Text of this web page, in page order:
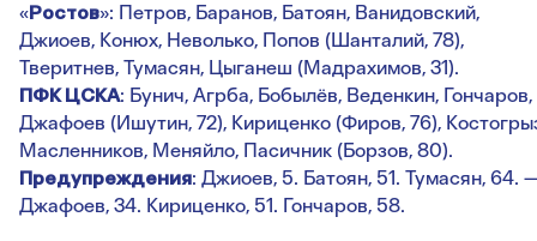
«Ростов»: Петров, Баранов, Батоян, Ванидовский,
Джиоев, Конюх, Неволько, Попов (Шанталий, 78),
Тверитнев, Тумасян, Цыганеш (Мадрахимов, 31).
ПФК ЦСКА: Бунич, Агрба, Бобылёв, Веденкин, Гончаров,
Джафоев (Ишутин, 72), Кириценко (Фиров, 76),
Масленников, Меняйло, Пасичник (Борзов, 80).
Предупреждения: Джиоев, 5. Батоян, 51. Тумасян, 64.
Джафоев, 34. Кириценко, 51. Гончаров, 58.